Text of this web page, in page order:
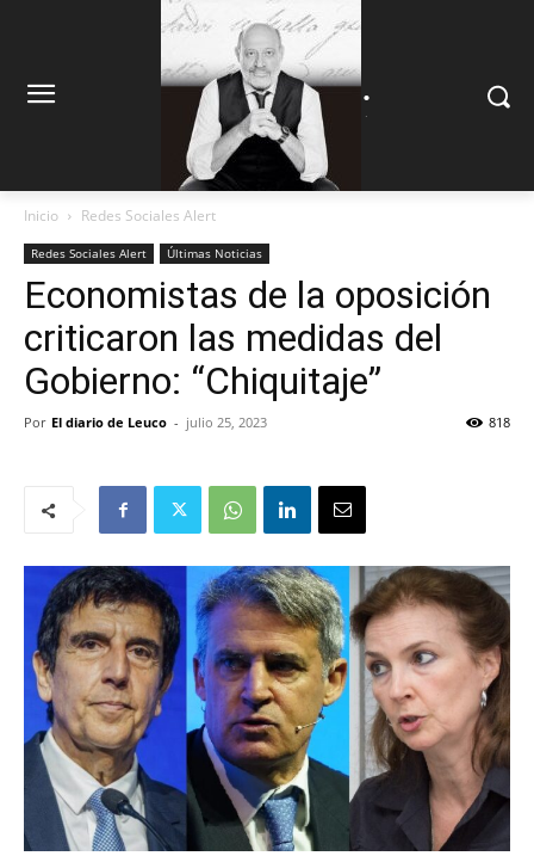
.
Inicio Redes Sociales Alert
Redes Sociales Alert Últimas Noticias
Economistas de la oposición
criticaron las medidas del
Gobierno: “Chiquitaje”
Por El diario de Leuco - julio 25, 2023 818